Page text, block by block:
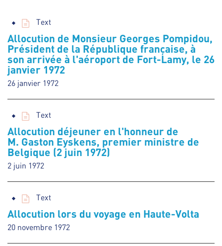
Text
Allocution de Monsieur Georges Pompidou,
Président de la République française, à
son arrivée à l'aéroport de Fort-Lamy, le 26
janvier 1972
26 janvier 1972
Text
Allocution déjeuner en l'honneur de
M. Gaston Eyskens, premier ministre de
Belgique (2 juin 1972)
2 juin 1972
Text
Allocution lors du voyage en Haute-Volta
20 novembre 1972